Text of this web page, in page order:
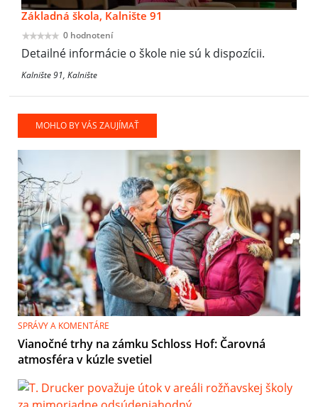
Základná škola, Kalnište 91
0 hodnotení
Detailné informácie o škole nie sú k dispozícii.
Kalnište 91, Kalnište
MOHLO BY VÁS ZAUJÍMAŤ
SPRÁVY A KOMENTÁRE
Vianočné trhy na zámku Schloss Hof: Čarovná
atmosféra v kúzle svetiel